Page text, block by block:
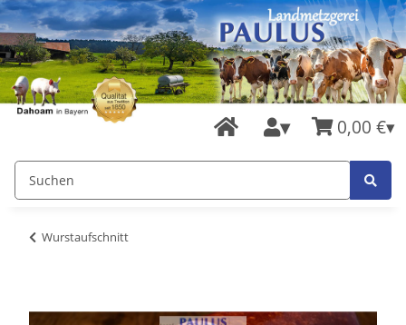
0,00 €
Wurstaufschnitt